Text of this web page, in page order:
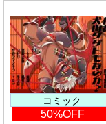
コミック
50%OFF